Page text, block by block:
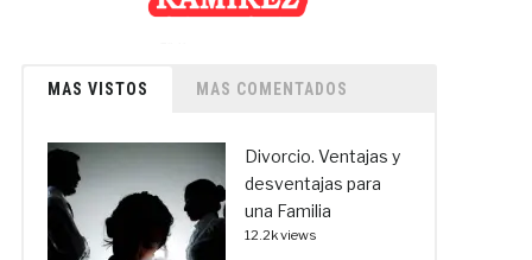
MAS VISTOS MAS COMENTADOS
Divorcio. Ventajas y
desventajas para
una Familia
12.2k views